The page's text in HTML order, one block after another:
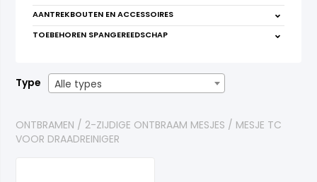
AANTREKBOUTEN EN ACCESSOIRES
TOEBEHOREN SPANGEREEDSCHAP
Type Alle types
ONTBRAMEN 2-ZIJDIGE ONTBRAAM MESJES
MESJE TC
VOOR DRAADREINIGER